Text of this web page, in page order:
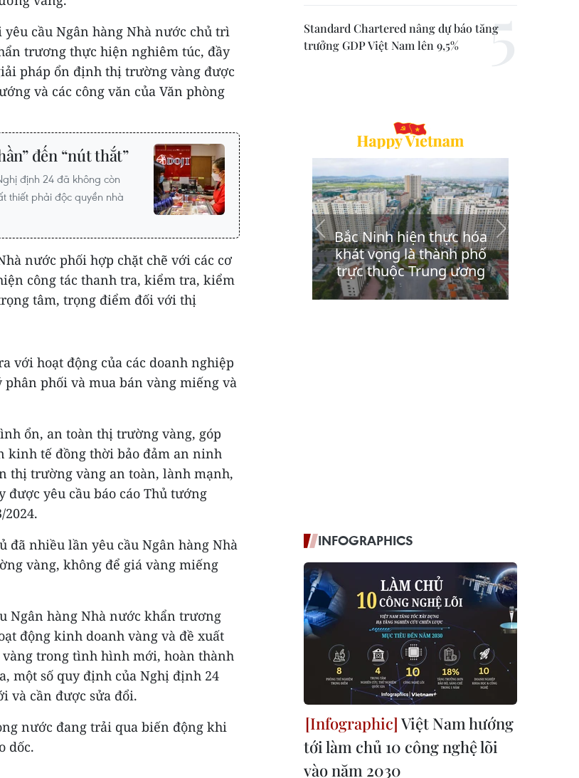
cầu Ngân hàng Nhà nước chủ trì
trương thực hiện nghiêm túc, đầy
pháp ổn định thị trường vàng được
và các công văn của Văn phòng
đến “nút thắt”
định 24 đã không còn
thiết phải độc quyền nhà
nước phối hợp chặt chẽ với các cơ
công tác thanh tra, kiểm tra, kiểm
tâm, trọng điểm đối với thị
với hoạt động của các doanh nghiệp
phối và mua bán vàng miếng và
ổn, an toàn thị trường vàng, góp
kinh tế đồng thời bảo đảm an ninh
thị trường vàng an toàn, lành mạnh,
yêu cầu báo cáo Thủ tướng
đã nhiều lần yêu cầu Ngân hàng Nhà
vàng, không để giá vàng miếng
Ngân hàng Nhà nước khẩn trương
động kinh doanh vàng và đề xuất
trong tình hình mới, hoàn thành
một số quy định của Nghị định 24
và cần được sửa đổi.
nước đang trải qua biến động khi
dốc.
Standard Chartered nâng dự báo tăng
trưởng GDP Việt Nam lên 9,5%
INFOGRAPHICS
Việt Nam hướng
tới làm chủ 10 công nghệ lõi
vào năm 2030